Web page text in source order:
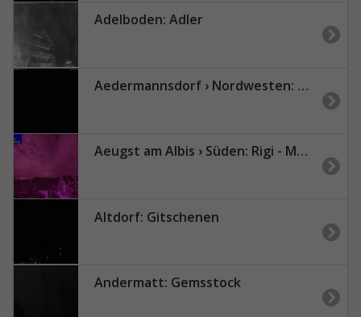
Adelboden: Adler
Aedermannsdorf › Nordwesten: Brunnersbergstrasse
Aeugst am Albis › Süden: Rigi - Mount Pilatus
Altdorf: Gitschenen
Andermatt: Gemsstock